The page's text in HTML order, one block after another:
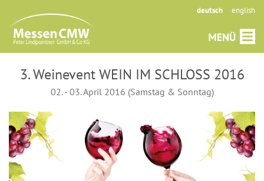
deutsch english
3. Weinevent WEIN IM SCHLOSS 2016
02. - 03. April 2016 (Samstag & Sonntag)